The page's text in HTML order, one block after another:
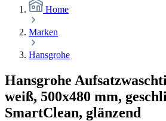
Home
Marken
Hansgrohe
Hansgrohe
weiß, 500x480 mm,
SmartClean, glänzend